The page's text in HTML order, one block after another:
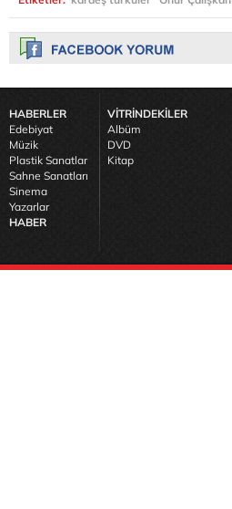
HABERLER
Edebiyat
Müzik
Plastik Sanatlar
Sahne Sanatları
Sinema
Yazarlar
HABER
VİTRİNDEKİLER
Albüm
DVD
Kitap